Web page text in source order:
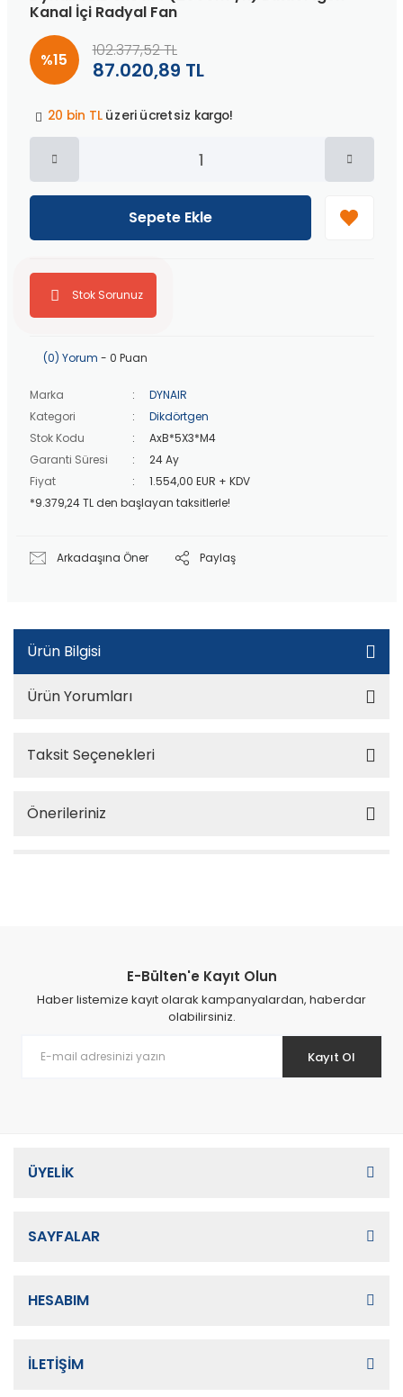
Kanal İçi Radyal Fan
%15 87.020,89 TL
102.377,52 TL
20 bin TLüzeri ücretsiz kargo!
40 bin TL
Peşin fiyatına
üzeri ücretsiz kargo!
üzeri ücretsiz kargo!
40 bin TLüzeri özel teklif!
Sepete Ekle
Stok Sorunuz
(0) Yorum - 0 Puan
Marka
DYNAIR
Kategori
Dikdörtgen
Stok Kodu
AxB*5X3*M4
Garanti Süresi
24 Ay
Fiyat
1.554,00 EUR + KDV
*9.379,24 TL den başlayan taksitlerle!
Arkadaşına Öner Paylaş
Ürün Bilgisi
Ürün Yorumları
Taksit Seçenekleri
Önerileriniz
E-Bülten'e Kayıt Olun
Haber listemize kayıt olarak kampanyalardan, haberdar
olabilirsiniz.
Kayıt Ol
ÜYELİK
SAYFALAR
HESABIM
İLETİŞİM